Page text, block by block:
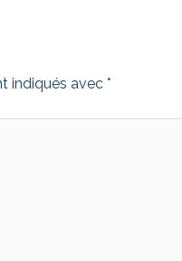
indiqués avec *